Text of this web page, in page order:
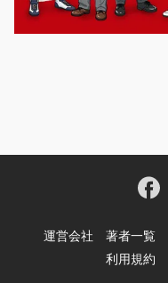
運営会社 著者一覧
利用規約